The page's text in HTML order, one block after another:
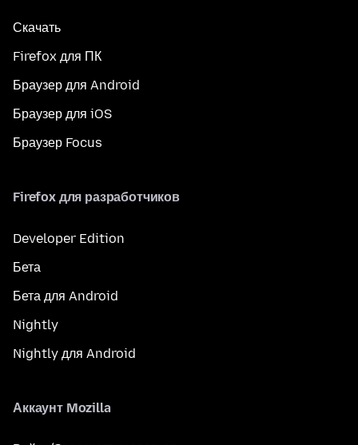
Скачать
Firefox для ПК
Браузер для Android
Браузер для iOS
Браузер Focus
Firefox для разработчиков
Developer Edition
Бета
Бета для Android
Nightly
Nightly для Android
Аккаунт Mozilla